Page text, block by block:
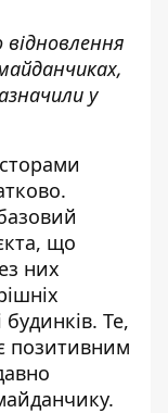
відновлення
у
що
них
Те,
позитивним